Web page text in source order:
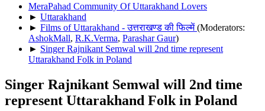
MeraPahad Community Of Uttarakhand Lovers
► Uttarakhand
► Films of Uttarakhand - उत्तराखण्ड की फिल्में(Moderators:
AshokMall, R.K.Verma, Parashar Gaur)
► Singer Rajnikant Semwal will 2nd time represent
Uttarakhand Folk in Poland
Singer Rajnikant Semwal will 2nd time
represent Uttarakhand Folk in Poland